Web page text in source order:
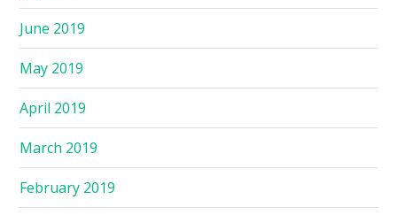
June 2019
May 2019
April 2019
March 2019
February 2019